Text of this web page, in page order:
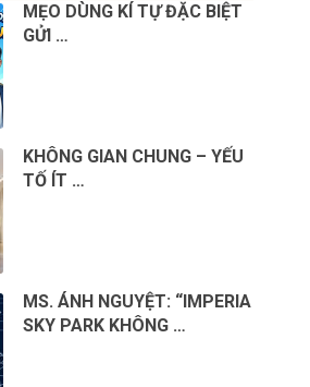
MẸO DÙNG KÍ TỰ ĐẶC BIỆT
GỬI …
KHÔNG GIAN CHUNG – YẾU
TỐ ÍT …
MS. ÁNH NGUYỆT: “IMPERIA
SKY PARK KHÔNG …